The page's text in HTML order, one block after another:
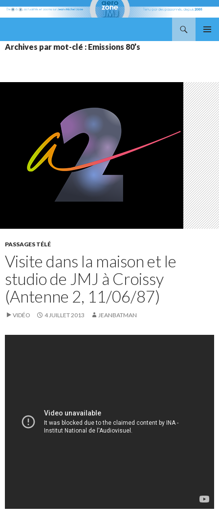
AU
Archives par mot-clé : Emissions 80’s
PASSAGES TÉLÉ
Visite dans la maison et le
studio de JMJ à Croissy
(Antenne 2, 11/06/87)
VIDÉO 4 JUILLET 2013 JEANBATMAN